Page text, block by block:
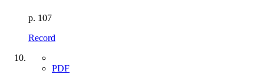
p. 107
Record
PDF